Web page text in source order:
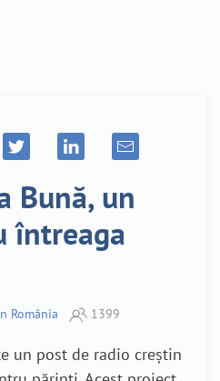
Bună, un
întreaga
România 1399
un post de radio creștin